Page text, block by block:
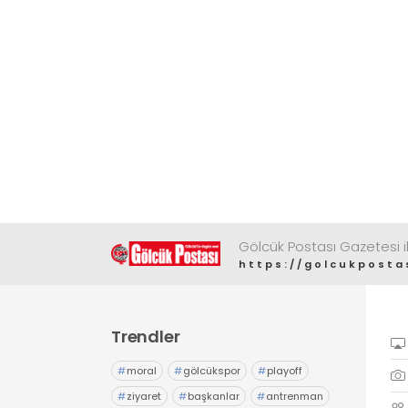
Gölcük Postası
https://
Trendler
#moral #gölcükspor #playoff
#ziyaret #başkanlar #antrenman